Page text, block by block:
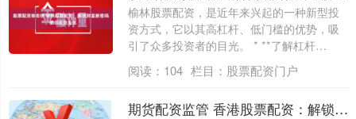
榆林股票配资，是近年来兴起的一种新型投
资方式，它以其高杠杆、低门槛的优势，吸
引了众多投资者的目光。 * **了解杠杆
率：....
阅读： 104 栏目： 股票配资门户
期货配资监管 香港股票配资：解锁杠杆投资的无限潜力